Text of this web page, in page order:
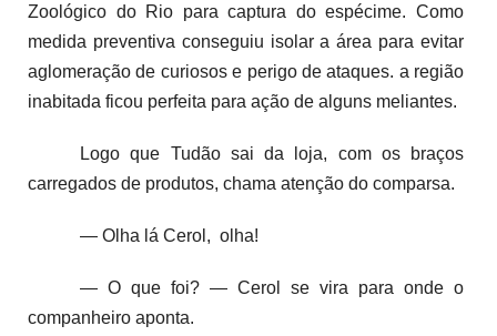
Zoológico do Rio para captura do espécime. Como
medida preventiva conseguiu isolar a área para evitar
aglomeração de curiosos e perigo de ataques. a região
inabitada ficou perfeita para ação de alguns meliantes.
Logo que Tudão sai da loja, com os braços
carregados de produtos, chama atenção do comparsa.
— Olha lá Cerol, olha!
— O que foi? — Cerol se vira para onde o
companheiro aponta.